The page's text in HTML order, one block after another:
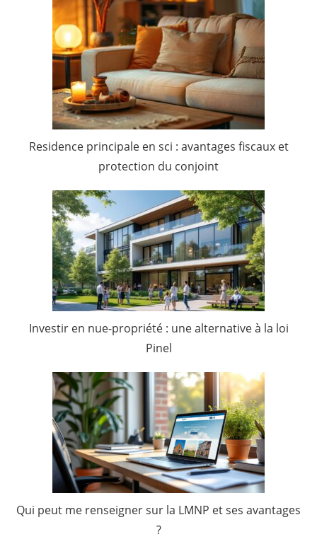
Residence principale en sci : avantages fiscaux et
protection du conjoint
Investir en nue-propriété : une alternative à la loi
Pinel
Qui peut me renseigner sur la LMNP et ses avantages
?